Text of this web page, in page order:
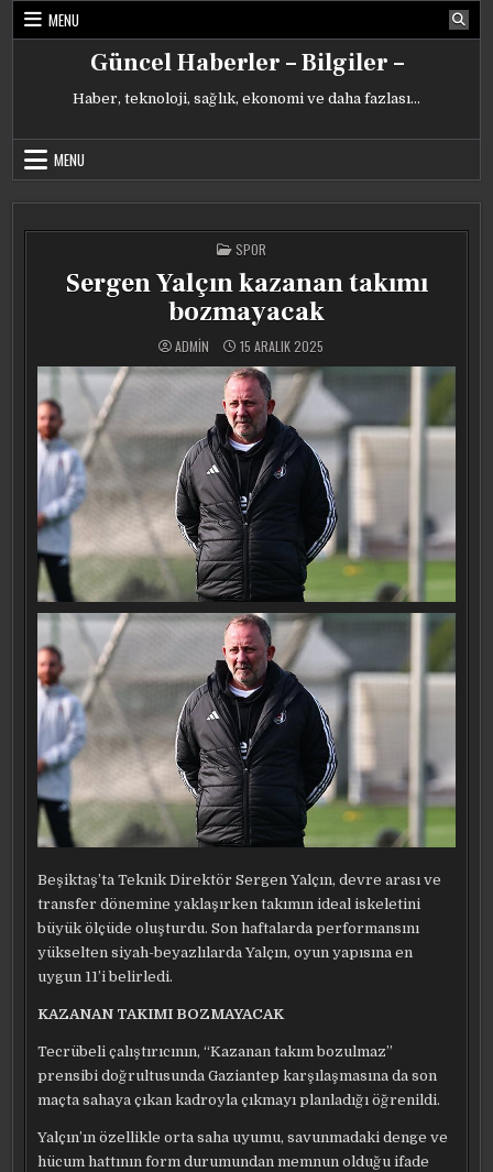
Skip
MENU
Güncel Haberler – Bilgiler –
Haber, teknoloji, sağlık, ekonomi ve daha fazlası…
MENU
POSTED
IN
SPOR
Sergen Yalçın kazanan takımı
bozmayacak
ADMIN 15 ARALIK 2025
Beşiktaş’ta Teknik Direktör Sergen Yalçın, devre arası ve
transfer dönemine yaklaşırken takımın ideal iskeletini
büyük ölçüde oluşturdu. Son haftalarda performansını
yükselten siyah-beyazlılarda Yalçın, oyun yapısına en
uygun 11’i belirledi.
KAZANAN TAKIMI BOZMAYACAK
Tecrübeli çalıştırıcının, “Kazanan takım bozulmaz”
prensibi doğrultusunda Gaziantep karşılaşmasına da son
maçta sahaya çıkan kadroyla çıkmayı planladığı öğrenildi.
Yalçın’ın özellikle orta saha uyumu, savunmadaki denge ve
hücum hattının form durumundan memnun olduğu ifade